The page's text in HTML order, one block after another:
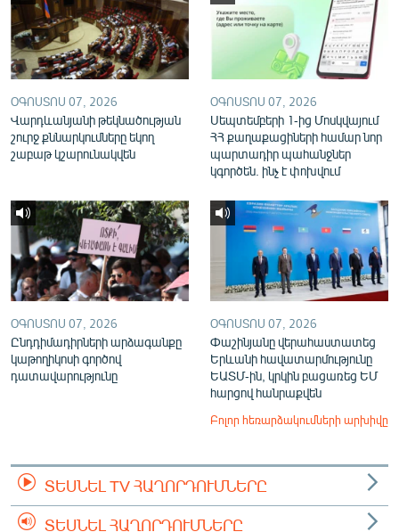
ՕԳՈՍՏՈՍ 07, 2026
Վարդևանյանի թեկնածության
շուրջ քննարկումները եկող
շաբաթ կշարունակվեն
ՕԳՈՍՏՈՍ 07, 2026
Սեպտեմբերի 1-ից Մոսկվայում
ՀՀ քաղաքացիների համար նոր
պարտադիր պահանջներ
կգործեն. ինչ է փոխվում
ՕԳՈՍՏՈՍ 07, 2026
Ընդդիմադիրների արձագանքը
կաթողիկոսի գործով
դատավարությունը
ՕԳՈՍՏՈՍ 07, 2026
Փաշինյանը վերահաստատեց
Երևանի հավատարմությունը
ԵԱՏՄ-ին, կրկին բացառեց ԵՄ
հարցով հանրաքվեն
Բոլոր հեռարձակումների արխիվը
ՏԵՍՆԵԼ TV ՀԱՂՈՐԴՈՒՄՆԵՐԸ
ՏԵՍՆԵԼ ՀԱՂՈՐԴՈՒՄՆԵՐԸ